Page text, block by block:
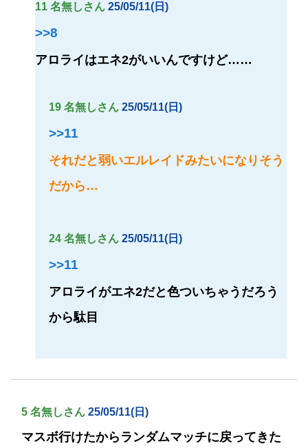
11 名無しさん 25/05/11(日)
>>8
アロライはエネ2がいいんですけど……
19 名無しさん 25/05/11(日)
>>11
それだと弱いエルレイドみたいになりそう
だから…
24 名無しさん 25/05/11(日)
>>11
アロライがエネ2だと色ついちゃうだろう
から駄目
5 名無しさん 25/05/11(日)
マスボ行けたからランダムマッチに戻ってきた